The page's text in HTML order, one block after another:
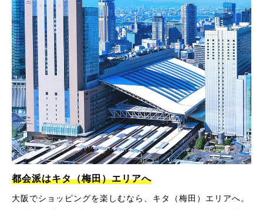
都会派はキタ（梅田）エリアへ
大阪でショッピングを楽しむなら、キタ（梅田）エリアへ。